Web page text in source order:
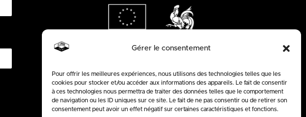
Gérer le consentement
Pour offrir les meilleures expériences, nous utilisons des technologies telles que les
cookies pour stocker et/ou accéder aux informations des appareils. Le fait de consentir
à ces technologies nous permettra de traiter des données telles que le comportement
de navigation ou les ID uniques sur ce site. Le fait de ne pas consentir ou de retirer son
consentement peut avoir un effet négatif sur certaines caractéristiques et fonctions.